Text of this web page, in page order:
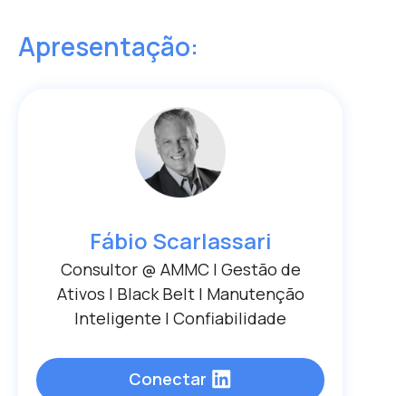
Apresentação:
Fábio Scarlassari
Consultor @ AMMC | Gestão de
Ativos | Black Belt | Manutenção
Inteligente | Confiabilidade
Conectar